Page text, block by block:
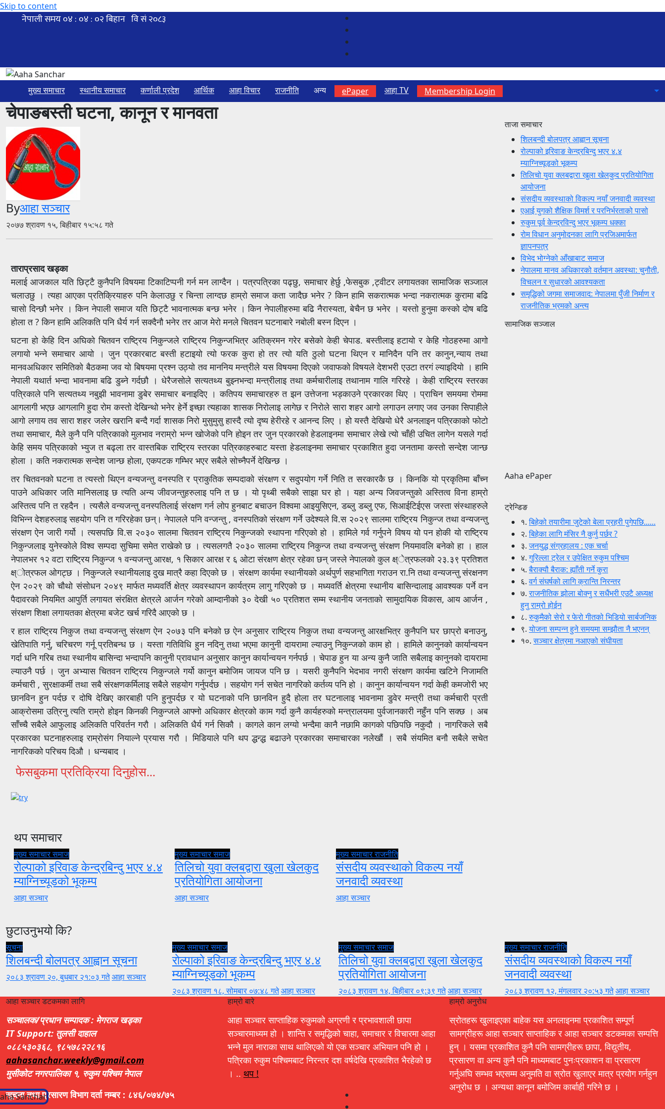
Skip to content
मुख्य समाचार स्थानीय समाचार कर्णाली प्रदेश आर्थिक आहा विचार राजनीति अन्य ePaper आहा TV Membership Login
चेपाङबस्ती घटना, कानून र मानवता
Byआहा सञ्चार
२०७७ श्रावण १५, बिहीबार १५:५८ गते
ताराप्रसाद खड्का
मलाई आजकाल यति छिट्टै कुनैपनि विषयमा टिकाटिप्पनी गर्न मन लाग्दैन । पत्रपत्रिका पढ्छु, समाचार हेर्छु ,फेसबुक ,ट्वीटर लगायतका सामाजिक सञ्जाल
चलाउछु । त्यहा आएका प्रतिक्रियाहरु पनि केलाउछु र चिन्ता लाग्दछ हाम्रो समाज कता जादैछ भनेर ? किन हामि सकरात्मक भन्दा नकरात्मक कुरामा बढि
चासो दिन्छौ भनेर । किन नेपाली समाज यति छिट्टै भावनात्मक बन्छ भनेर । किन नेपालीहरुमा बढि नैरास्यता, बेचैन छ भनेर । यस्तो हुनुमा कस्को दोष बढि
होला त ? किन हामि अलिकति पनि धैर्य गर्न सक्दैनौ भनेर तर आज मेरो मनले चितवन घटनाबारे नबोली बस्न दिएन ।
घटना हो केहि दिन अघिको चितवन राष्ट्रिय निकुन्जले राष्ट्रिय निकुन्जभित्र अतिक्रमन गरेर बसेको केही चेपाड. बस्तीलाइ हटायो र केहि गोठहरुमा आगो
लगायो भन्ने समाचार आयो । जुन प्रकारबाट बस्ती हटाइयो त्यो फरक कुरा हो तर त्यो यति ठुलो घटना थिएन र मानिदैन पनि तर कानुन,न्याय तथा
मानवअधिकार समितिको बैठकमा जव यो बिषयमा प्रश्न उठ्यो तव माननिय मन्त्रीले यस विषयमा दिएको जवाफको विषयले देशभरी एउटा तरगं ल्याइदियो । हामि
नेपाली यथार्त भन्दा भावनामा बढि डुब्ने गर्दछौ । धेरैजसोले सत्यतथ्य बुझ्नभन्दा मन्त्रीलाइ तथा कर्मचारीलाइ तथानाम गालि गरिरहे । केही राष्ट्रिय स्तरका
पत्रिकाले पनि सत्यतथ्य नबुझी भावनामा डुबेर समाचार बनाइदिए । कतिपय समाचारहरु त झन उत्तेजना भड्काउने प्रकारका थिए । प्राचिन समयमा रोममा
आगलागी भएछ आगलागि हुदा रोम कस्तो देखिन्थो भनेर हेर्ने इच्छा त्यहाका शासक निरोलाइ लागेछ र निरोले सारा शहर आगो लगाउन लगाए जव उनका सिपाहीले
आगो लगाय तव सारा शहर जलेर खरानि बन्दै गर्दा शासक निरो मुसुमुसु हास्दै त्यो दृष्य हेरीरहे र आनन्द लिए । हो यस्तै देखियो धेरै अनलाइन पत्रिकाको फोटो
तथा समाचार, मैले कुनै पनि पत्रिकाको मुलभाव नराम्रो भन्न खोजेको पनि होइन तर जुन प्रकारको हेडलाइनमा समाचार लेखे त्यो चाँही उचित लागेन यसले गर्दा
केहि समय पत्रिकाको भ्युज त बढ्ला तर वास्तबिक राष्ट्रिय स्तरका पत्रिकाहरुबाट यस्ता हेडलाइनमा समाचार प्रकाशित हुदा जनतामा कस्तो सन्देश जान्छ
होला । कति नकरात्मक सन्देश जान्छ होला, एकपटक गम्भिर भएर सबैले सोच्नैपर्ने देखिन्छ ।
तर चितवनको घटना त त्यस्तो थिएन वन्यजन्तु वनस्पति र प्राकुतिक सम्पदाको संरक्षण र सदुपयोग गर्ने निति त सरकारकै छ । किनकि यो प्रकृतिमा बाँच्न
पाउने अधिकार जति मानिसलाइ छ त्यति अन्य जीवजन्तुहरुलाइ पनि त छ । यो पृथ्बी सबैको साझा घर हो । यहा अन्य जिवजन्तुको अस्तित्व विना हाम्रो
अस्तित्व पनि त रहदैन । त्यसैले वन्यजन्तु वनस्पतिलाई संरक्षण गर्न लोप हुनबाट बचाउन विश्वमा आइयुसिएन, डब्लु डब्लु एफ, सिआईटिईएस जस्ता संस्थाहरुले
विभिन्न देशहरुलाइ सहयोग पनि त गरिरहेका छन्। नेपालले पनि वन्जन्तु , वनस्पतिको संरक्षण गर्ने उदेश्यले वि.स २०२९ सालमा राष्ट्रिय निकुन्ज तथा वन्यजन्तु
संरक्षण ऐन जारी गर्यो । त्यसपछि वि.स २०३० सालमा चितवन राष्ट्रिय निकुन्जको स्थापना गरिएको हो । हामिले गर्व गर्नुपने विषय यो पन होकी यो राष्ट्रिय
निकुन्जलाइ युनेस्कोले विश्व सम्पदा सुचिमा समेत राखेको छ । त्यसलगतै २०३० सालमा राष्ट्रिय निकुन्ज तथा वन्यजन्तु संरक्षण नियमावलि बनेको हा । हाल
नेपालभर १२ वटा राष्ट्रिय निकुन्ज १ वन्यजन्तु आरक्ष, १ सिकार आरक्ष र ६ ओटा संरक्षण क्षेत्र रहेका छन् जस्ले नेपालको कुल क्ष्ेत्रफलको २३.३९ प्रतिशत
क्ष्ोत्रफल ओगट्छ । निकुन्जले स्थानीयलाइ दुख मात्रै कहा दिएको छ । संरक्षण कार्यमा स्थानीयको अर्थपुर्ण सहभागिता गराउन रा.नि तथा वन्यजन्तु संरक्षनण
ऐन २०२९ को चौथो संसोधन २०४९ मार्फत मध्यवर्ति क्षेत्र व्यवस्थापन कार्यत्रम लागु गरिएको छ । मध्यवर्ति क्षेत्रमा स्थानीय बासिन्दालाइ आवश्यक पर्ने वन
पैदावरको नियमित आपुर्ति लगायत संरक्षित क्षेत्रले आर्जन गरेको आम्दानीको ३० देखी ५० प्रतिशत सम्म स्थानीय जनताको सामुदायिक विकास, आय आर्जन ,
संरक्षण शिक्षा लगायतका क्षेत्रमा बजेट खर्च गरिदै आएको छ ।
र हाल राष्ट्रिय निकुज तथा वन्यजन्तु संरक्षण ऐन २०७३ पनि बनेको छ ऐन अनुसार राष्ट्रिय निकुज तथा वन्यजन्तु आरक्षभित्र कुनैपनि घर छाप्रो बनाउनु,
खेतिपाति गर्नु, चरिचरण गर्नू प्रतिबन्ध छ । यस्ता गतिविधि हुन नदिनु तथा भएमा कानुनी दायरामा ल्याउनु निकुन्जको काम हो । हामिले कानुनको कार्यान्वयन
गर्दा धनि गरिब तथा स्थानीय बासिन्दा भन्दापनि कानुनी प्रावधान अनुसार कानुन कार्यान्वयन गर्नपर्छ । चेपाङ हुन या अन्य कुनै जाति सबैलाइ कानुनको दायरामा
ल्याउनै पर्छ । जुन अभ्यास चितवन राष्ट्रिय निकुन्जले गर्यो कानुन बमोजिम जायज पनि छ । यसरी कुनैपनि भेदभाव नगरी संरक्षण कार्यमा खटिने निजामति
कर्मचारी , सुरक्षाकर्मी तथा सबै संरक्षणकर्मिलाइ सबैले सहयोग गर्नुपर्दछ । सहयोग गर्न सचेत नागरिको कर्तव्य पनि हो । कानुन कार्यान्वयन गर्दा केही कमजोरी भए
छानविन हुन पर्दछ र दोषि देखिए कारबाही पनि हुनुपर्दछ र यो घटनाको पनि छानविन हुदै होला तर घटनालाइ भावनामा डुवेर मन्त्री तथा कर्मचारी प्रती
आक्रोसमा उत्रिनु त्यति राम्रो होइन किनकी निकुन्जले आफ्नो अधिकार क्षेत्रको काम गर्दा कुनै कार्यहरुको मन्त्रालयमा पुर्वजानकारी नहुँन पनि सक्छ । अब
साँच्चै सबैले आफुलाइ अलिकति परिवर्तन गरौ । अलिकति धैर्य गर्न सिकौ । कागले कान लग्यो भन्दैमा कानै नछामि कागको पछिपछि नकुदौ । नागरिकले सबै
प्रकारका घटनाहरुलाइ राम्रोसंग नियाल्ने प्रयास गरौ । मिडियाले पनि थप द्धन्द्ध बढाउने प्रकारका समाचारका नलेखौं । सबै संयमित बनौ सबैले सचेत
नागरिकको परिचय दिऔ । धन्यबाद ।
फेसबुकमा प्रतिक्रिया दिनुहोस...
थप समाचार
मुख्य समाचारसमाज
रोल्पाको इरिवाङ केन्द्रबिन्दु भएर ४.४
म्याग्निच्यूडको भूकम्प
आहा सञ्चार
मुख्य समाचारसमाज
तिलिचो युवा क्लबद्वारा खुला खेलकुद
प्रतियोगिता आयोजना
आहा सञ्चार
मुख्य समाचारराजनीति
संसदीय व्यवस्थाको विकल्प नयाँ
जनवादी व्यवस्था
आहा सञ्चार
ताजा समाचार
शिलबन्दी बोलपत्र आह्वान सूचना
रोल्पाको इरिवाङ केन्द्रबिन्दु भएर ४.४
म्याग्निच्यूडको भूकम्प
तिलिचो युवा क्लबद्वारा खुला खेलकुद प्रतियोगिता
आयोजना
संसदीय व्यवस्थाको विकल्प नयाँ जनवादी व्यवस्था
एआई युगको शैक्षिक विमर्श र परनिर्भरताको पासो
रुकुम पूर्व केन्द्रविन्दु भएर भूकम्प धक्का
रोम विधान अनुमोदनका लागि प्रजिअमार्फत
ज्ञापनपत्र
विभेद भोग्नेको आँखाबाट समाज
नेपालमा मानव अधिकारको वर्तमान अवस्था: चुनौती,
विचलन र सुधारको आवश्यकता
समृद्धिको जगमा समाजवाद: नेपालमा पुँजी निर्माण र
राजनीतिक भ्रमको अन्त्य
सामाजिक सञ्जाल
Aaha ePaper
ट्रेन्डिङ
१.बिहेको तयारीमा जुटेको बेला प्रहरी पुगेपछि......
२.बिहेका लागि मंसिर नै कुर्नु पर्छर ?
३.जनयुद्ध संग्रहालय : एक चर्चा
४.गुरिल्ला ट्रेल र उपेक्षित रुकुम पश्चिम
५.बैराक्यौ बैराक: ह्याँती गर्ने कुरा
६.वर्ग संघर्षको लागि क्रान्ति निरन्तर
७.राजनीतिक झोला बोक्नु र सधैंभरी एउटै अध्यक्ष
हुनु राम्रो होईन
८.रुकुमैको सेरो र फेरो गीतको भिडियो सार्बजनिक
९.योजना सम्पन्न हुने समयमा सम्झौता नै भएनन्
१०.सञ्चार क्षेत्रमा नआएको संघीयता
छुटाउनुभयो कि?
सूचना
शिलबन्दी बोलपत्र आह्वान सूचना
२०८३ श्रावण २०, बुधबार २१:०३ गतेआहा सञ्चार
मुख्य समाचारसमाज
रोल्पाको इरिवाङ केन्द्रबिन्दु भएर ४.४
म्याग्निच्यूडको भूकम्प
२०८३ श्रावण १८, सोमबार ०७:४८ गतेआहा सञ्चार
मुख्य समाचारसमाज
तिलिचो युवा क्लबद्वारा खुला खेलकुद
प्रतियोगिता आयोजना
२०८३ श्रावण १४, बिहीबार ०९:३९ गतेआहा सञ्चार
मुख्य समाचारराजनीति
संसदीय व्यवस्थाको विकल्प नयाँ
जनवादी व्यवस्था
२०८३ श्रावण १२, मंगलवार २०:५३ गतेआहा सञ्चार
आहा सञ्चार डटकमका लागि
सञ्चालक/प्रधान सम्पादक : मेगराज खड्का
IT Support: तुलसी दाहाल
०८८५३०३६८, ९८५७८२२८१६
aahasanchar.weekly@gmail.com
मुसीकोट नगरपालिका १, रुकुम पश्चिम नेपाल
सूचना तथा प्रसारण विभाग दर्ता नम्बर : ८४६/०७४/७५
हाम्रो बारे
आहा सञ्चार साप्ताहिक रुकुमको अग्रणी र प्रभावशाली छापा
सञ्चारमाध्यम हो । शान्ति र समृद्धिको चाहा, समाचार र विचारमा आहा
भन्ने मुल नाराका साथ थालिएको यो एक सञ्चार अभियान पनि हो ।
पत्रिका रुकुम पश्चिमबाट निरन्तर दश वर्षदेखि प्रकाशित भैरहेको छ
। .. थप !
हाम्रो अनुरोध
स्रोतहरू खुलाइएका बाहेक यस अनलाइनमा प्रकाशित सम्पूर्ण
सामग्रीहरू आहा सञ्चार साप्ताहिक र आहा सञ्चार डटकमका सम्पत्ति
हुन् । यसमा प्रकाशित कुनै पनि सामग्रीहरू छापा, विद्युतीय,
प्रसारण वा अन्य कुनै पनि माध्यमबाट पुनःप्रकाशन वा प्रसारण
गर्नुअघि सम्भव भएसम्म अनुमति वा स्रोत खुलाएर मात्र प्रयोग गर्नहुन
अनुरोध छ । अन्यथा कानून बमोजिम कार्बाही गरिने छ ।